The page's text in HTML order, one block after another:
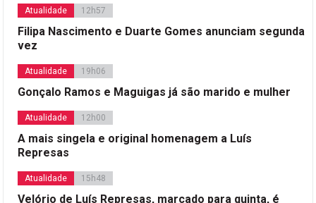
Atualidade 12h57
Filipa Nascimento e Duarte Gomes anunciam segunda
vez
Atualidade 19h06
Gonçalo Ramos e Maguigas já são marido e mulher
Atualidade 12h00
A mais singela e original homenagem a Luís
Represas
Atualidade 15h48
Velório de Luís Represas, marcado para quinta, é